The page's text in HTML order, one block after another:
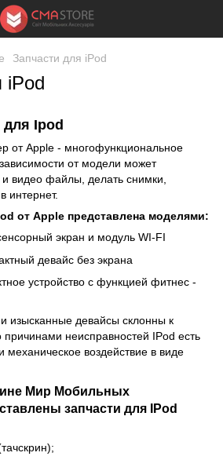
Запчасти для iPod
iPod
для Ipod
от Apple - многофункциональное
от модели может
и видео файлы, делать снимки,
интернет.
от Apple представлена моделями:
экран и модуль WI-FI
девайс без экрана
устройство с функцией фитнес -
изысканные девайсы склонны к
неисправностей IPod есть
механическое воздействие в виде
Мир Мобильных
запчасти для IPod